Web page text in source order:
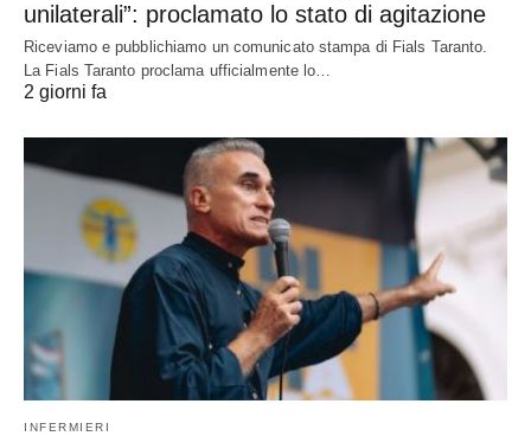
unilaterali”: proclamato lo stato di agitazione
Riceviamo e pubblichiamo un comunicato stampa di Fials Taranto.
La Fials Taranto proclama ufficialmente lo…
2 giorni fa
INFERMIERI